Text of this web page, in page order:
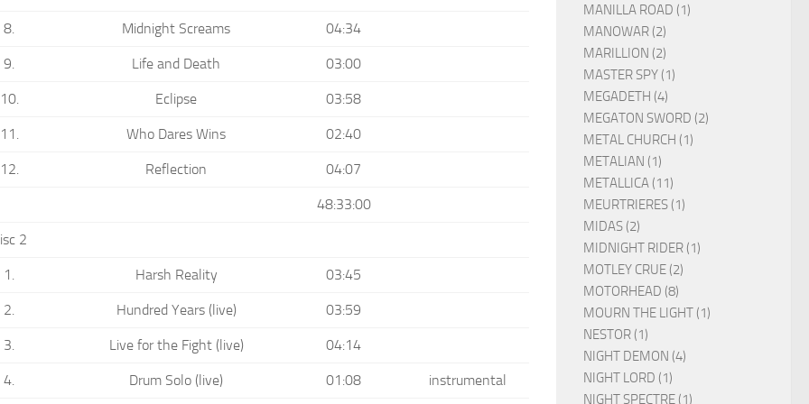
8. Midnight Screams 04:34
9. Life and Death 03:00
10. Eclipse 03:58
11. Who Dares Wins 02:40
12. Reflection 04:07
48:33:00
2
1. Harsh Reality 03:45
2. Hundred Years (live) 03:59
3. Live for the Fight (live) 04:14
4. Drum Solo (live) 01:08 instrumental
MANILLA ROAD (1)
MANOWAR (2)
MARILLION (2)
MASTER SPY (1)
MEGADETH (4)
MEGATON SWORD (2)
METAL CHURCH (1)
METALIAN (1)
METALLICA (11)
MEURTRIERES (1)
MIDAS (2)
MIDNIGHT RIDER (1)
MOTLEY CRUE (2)
MOTORHEAD (8)
MOURN THE LIGHT (1)
NESTOR (1)
NIGHT DEMON (4)
NIGHT LORD (1)
NIGHT SPECTRE (1)